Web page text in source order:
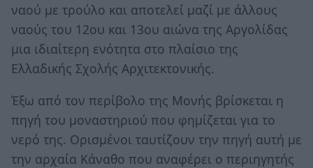
ναού με τρούλο και αποτελεί μαζί με άλλους
ναούς του 12ου και 13ου αιώνα της Αργολίδας
μια ιδιαίτερη ενότητα στο πλαίσιο της
Ελλαδικής Σχολής Αρχιτεκτονικής.
Έξω από τον περίβολο της Mονής βρίσκεται η
πηγή του μοναστηριού που φημίζεται για το
νερό της. Ορισμένοι ταυτίζουν την πηγή αυτή με
την αρχαία Kάναθο που αναφέρει ο περιηγητής